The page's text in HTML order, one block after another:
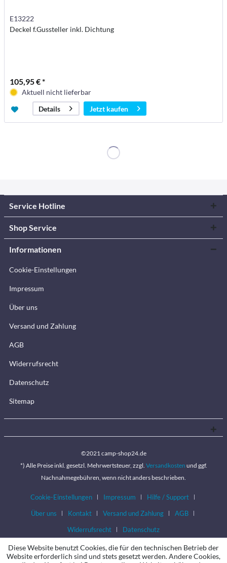
E13222
Deckel f.Gussteller inkl. Dichtung
105,95 € *
Aktuell nicht lieferbar
Details
Jetzt kaufen
Service Hotline
Shop Service
Informationen
Cookie-Einstellungen
Impressum
Über uns
Versand und Zahlung
AGB
Widerrufsrecht
Datenschutz
Sitemap
©2021 camp-shop24.de
*) Alle Preise inkl. gesetzl. Mehrwertsteuer, zzgl. Versandkosten und ggf.
Nachnahmegebühren, wenn nicht anders beschrieben.
Cookie-Einstellungen Impressum
Hilfe / Support
Über uns
Kontakt Versand und Zahlung
AGB
Widerrufsrecht
Datenschutz
Diese Website benutzt Cookies, die für den technischen Betrieb der
Website erforderlich sind und stets gesetzt werden. Andere Cookies,